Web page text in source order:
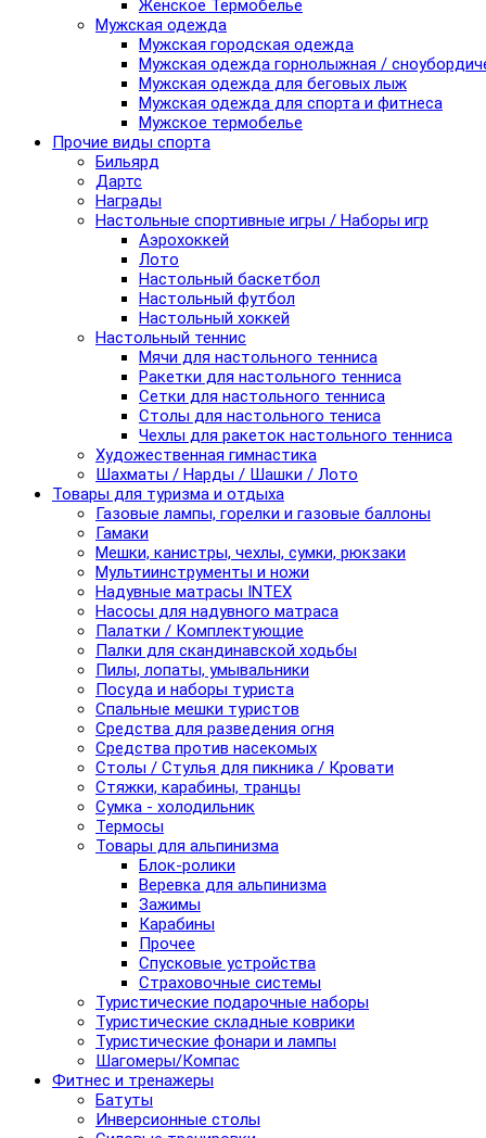
Женское Термобелье
Мужская одежда
Мужская городская одежда
Мужская одежда горнолыжная /
Мужская одежда для беговых лыж
Мужская одежда для спорта и фитнеса
Мужское термобелье
Прочие виды спорта
Бильярд
Дартс
Награды
Настольные спортивные игры / Наборы игр
Аэрохоккей
Лото
Настольный баскетбол
Настольный футбол
Настольный хоккей
Настольный теннис
Мячи для настольного тенниса
Ракетки для настольного тенниса
Сетки для настольного тенниса
Столы для настольного тениса
Чехлы для ракеток настольного тенниса
Художественная гимнастика
Шахматы / Нарды / Шашки / Лото
Товары для туризма и отдыха
Газовые лампы, горелки и газовые баллоны
Гамаки
Мешки, канистры, чехлы, сумки, рюкзаки
Мультиинструменты и ножи
Надувные матрасы INTEX
Насосы для надувного матраса
Палатки / Комплектующие
Палки для скандинавской ходьбы
Пилы, лопаты, умывальники
Посуда и наборы туриста
Спальные мешки туристов
Средства для разведения огня
Средства против насекомых
Столы / Стулья для пикника / Кровати
Стяжки, карабины, транцы
Сумка - холодильник
Термосы
Товары для альпинизма
Блок-ролики
Веревка для альпинизма
Зажимы
Карабины
Прочее
Спусковые устройства
Страховочные системы
Туристические подарочные наборы
Туристические складные коврики
Туристические фонари и лампы
Шагомеры/Компас
Фитнес и тренажеры
Батуты
Инверсионные столы